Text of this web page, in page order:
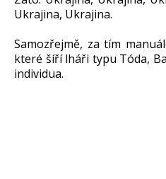
Ukrajina, Ukrajina.
Samozřejmě, za tím
které šíří lháři typu Tóda,
individua.